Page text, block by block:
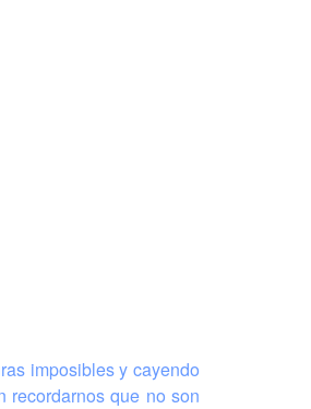
imposibles y cayendo
recordarnos que no son